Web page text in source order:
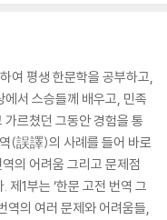
여 평생 한문학을 공부하고,
서 스승들께 배우고, 민족
르쳤던 그동안 경험을 통
(誤譯)의 사례를 들어 바로
의 어려움 그리고 문제점
제1부는 ‘한문 고전 번역 그
역의 여러 문제와 어려움들,